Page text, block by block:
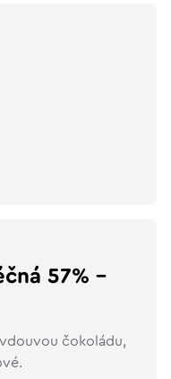
57% -
čokoládu,